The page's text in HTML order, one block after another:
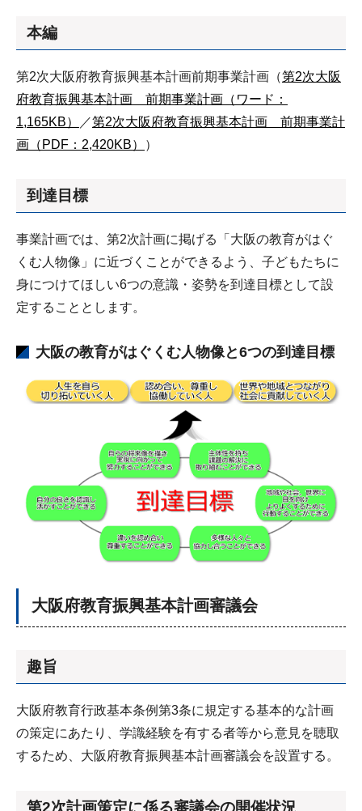
本編
第2次大阪府教育振興基本計画前期事業計画（第2次大阪
府教育振興基本計画 前期事業計画（ワード：
1,165KB）
／第2次大阪府教育振興基本計画 前期事業計
画（PDF：2,420KB）
）
到達目標
事業計画では、第2次計画に掲げる「大阪の教育がはぐ
くむ人物像」に近づくことができるよう、子どもたちに
身につけてほしい6つの意識・姿勢を到達目標として設
定することとします。
大阪の教育がはぐくむ人物像と6つの到達目標
大阪府教育振興基本計画審議会
趣旨
大阪府教育行政基本条例第3条に規定する基本的な計画
の策定にあたり、学識経験を有する者等から意見を聴取
するため、大阪府教育振興基本計画審議会を設置する。
第2次計画策定に係る審議会の開催状況